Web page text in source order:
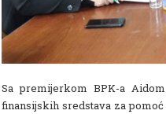
Sa premijerkom BPK-a
finansijskih sredstava za